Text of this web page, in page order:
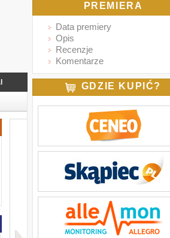
PREMIERA
Data premiery
Opis
Recenzje
Komentarze
GDZIE KUPIĆ?